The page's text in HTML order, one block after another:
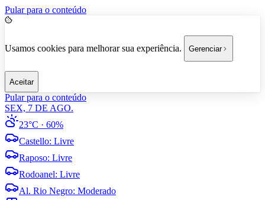
Pular para o conteúdo
Usamos cookies para melhorar sua experiência. Gerenciar
Aceitar
Pular para o conteúdo
SEX, 7 DE AGO.
23°C · 60%
Castello: Livre
Raposo: Livre
Rodoanel: Livre
Al. Rio Negro: Moderado